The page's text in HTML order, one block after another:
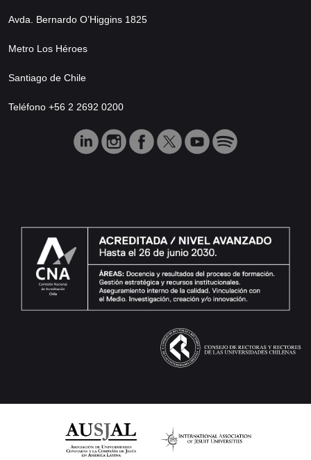
Avda. Bernardo O’Higgins 1825
Metro Los Héroes
Santiago de Chile
Teléfono +56 2 2692 0200